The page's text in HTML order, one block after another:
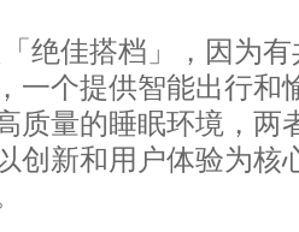
绝佳搭档」，因为
一个提供智能出行和
质量的睡眠环境，两
创新和用户体验为核